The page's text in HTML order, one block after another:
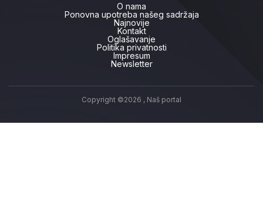
O nama
Ponovna upotreba našeg sadržaja
Najnovije
Kontakt
Oglašavanje
Politika privatnosti
Impresum
Newsletter
Copyright ©2026 , Naš portal